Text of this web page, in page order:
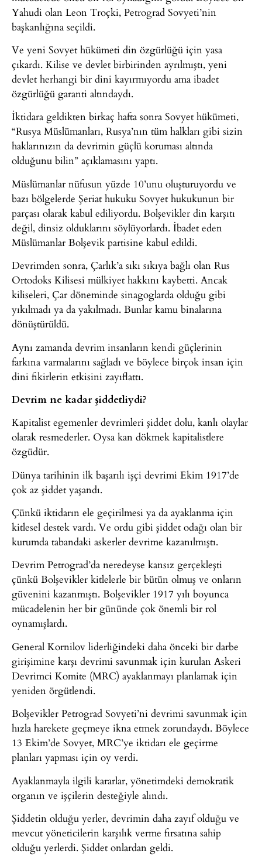
Yahudi olan Leon Troçki, Petrograd Sovyeti’nin
başkanlığına seçildi.
Ve yeni Sovyet hükümeti din özgürlüğü için yasa
çıkardı. Kilise ve devlet birbirinden ayrılmıştı, yeni
devlet herhangi bir dini kayırmıyordu ama ibadet
özgürlüğü garanti altındaydı.
İktidara geldikten birkaç hafta sonra Sovyet hükümeti,
“Rusya Müslümanları, Rusya’nın tüm halkları gibi sizin
haklarınızın da devrimin güçlü koruması altında
olduğunu bilin” açıklamasını yaptı.
Müslümanlar nüfusun yüzde 10’unu oluşturuyordu ve
bazı bölgelerde Şeriat hukuku Sovyet hukukunun bir
parçası olarak kabul ediliyordu. Bolşevikler din karşıtı
değil, dinsiz olduklarını söylüyorlardı. İbadet eden
Müslümanlar Bolşevik partisine kabul edildi.
Devrimden sonra, Çarlık’a sıkı sıkıya bağlı olan Rus
Ortodoks Kilisesi mülkiyet hakkını kaybetti. Ancak
kiliseleri, Çar döneminde sinagoglarda olduğu gibi
yıkılmadı ya da yakılmadı. Bunlar kamu binalarına
dönüştürüldü.
Aynı zamanda devrim insanların kendi güçlerinin
farkına varmalarını sağladı ve böylece birçok insan için
dini fikirlerin etkisini zayıflattı.
Devrim ne kadar şiddetliydi?
Kapitalist egemenler devrimleri şiddet dolu, kanlı olaylar
olarak resmederler. Oysa kan dökmek kapitalistlere
özgüdür.
Dünya tarihinin ilk başarılı işçi devrimi Ekim 1917’de
çok az şiddet yaşandı.
Çünkü iktidarın ele geçirilmesi ya da ayaklanma için
kitlesel destek vardı. Ve ordu gibi şiddet odağı olan bir
kurumda tabandaki askerler devrime kazanılmıştı.
Devrim Petrograd’da neredeyse kansız gerçekleşti
çünkü Bolşevikler kitlelerle bir bütün olmuş ve onların
güvenini kazanmıştı. Bolşevikler 1917 yılı boyunca
mücadelenin her bir gününde çok önemli bir rol
oynamışlardı.
General Kornilov liderliğindeki daha önceki bir darbe
girişimine karşı devrimi savunmak için kurulan Askeri
Devrimci Komite (MRC) ayaklanmayı planlamak için
yeniden örgütlendi.
Bolşevikler Petrograd Sovyeti’ni devrimi savunmak için
hızla harekete geçmeye ikna etmek zorundaydı. Böylece
13 Ekim’de Sovyet, MRC’ye iktidarı ele geçirme
planları yapması için oy verdi.
Ayaklanmayla ilgili kararlar, yönetimdeki demokratik
organın ve işçilerin desteğiyle alındı.
Şiddetin olduğu yerler, devrimin daha zayıf olduğu ve
mevcut yöneticilerin karşılık verme fırsatına sahip
olduğu yerlerdi. Şiddet onlardan geldi.